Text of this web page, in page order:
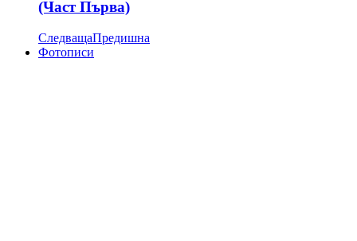
(Част Първа)
СледващаПредишна
Фотописи